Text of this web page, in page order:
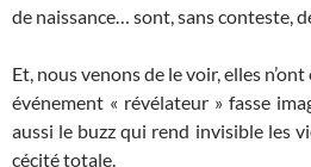
de naissance… sont, sans conteste,
Et, nous venons de le voir, elles
événement « révélateur » fasse
aussi le buzz qui rend invisible les
cécité totale.